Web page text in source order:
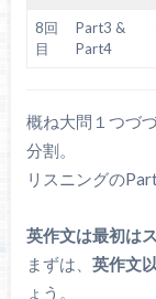
8回
目
Part3 &
Part4
概ね大問１つづ
分割。
リスニングの
英作文は最初は
まずは、 英作文
ょう。